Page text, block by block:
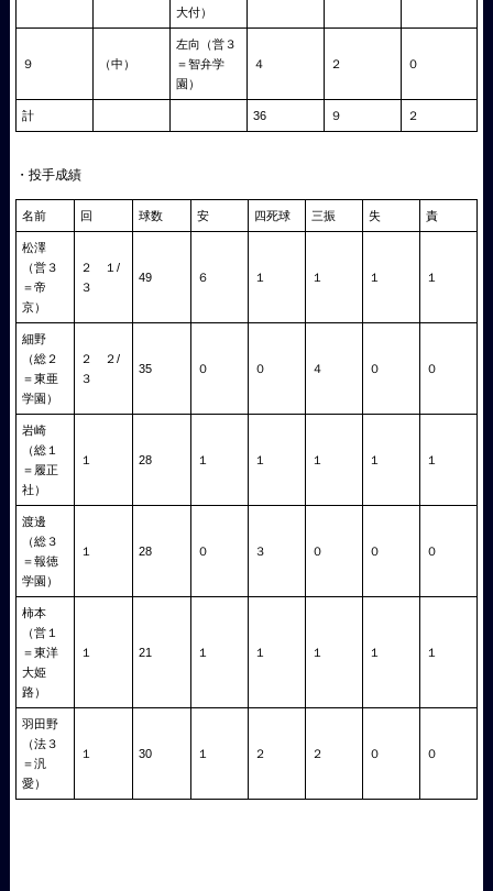
大付）
９ （中）
左向（営３
＝智弁学
園）
４ ２ ０
計 36 ９ ２
・投手成績
名前 回 球数 安 四死球 三振 失 責
松澤
（営３
＝帝
京）
２ １/
３
49 ６ １ １ １ １
細野
（総２
＝東亜
学園）
２ ２/
３
35 ０ ０ ４ ０ ０
岩崎
（総１
＝履正
社）
１ 28 １ １ １ １ １
渡邊
（総３
＝報徳
学園）
１ 28 ０ ３ ０ ０ ０
柿本
（営１
＝東洋
大姫
路）
１ 21 １ １ １ １ １
羽田野
（法３
＝汎
愛）
１ 30 １ ２ ２ ０ ０